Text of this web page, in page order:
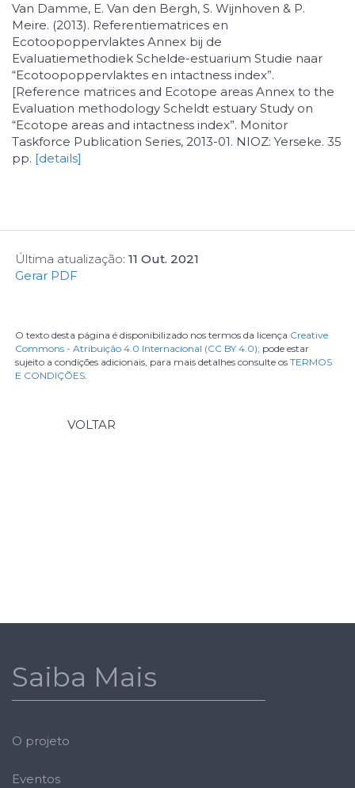
Van Damme, E. Van den Bergh, S. Wijnhoven & P.
Meire. (2013). Referentiematrices en
Ecotoopoppervlaktes Annex bij de
Evaluatiemethodiek Schelde-estuarium Studie naar
“Ecotoopoppervlaktes en intactness index”.
[Reference matrices and Ecotope areas Annex to the
Evaluation methodology Scheldt estuary Study on
“Ecotope areas and intactness index”. Monitor
Taskforce Publication Series, 2013-01. NIOZ: Yerseke. 35
pp. [details]
Última atualização: 11 Out. 2021
Gerar PDF
O texto desta página é disponibilizado nos termos da licença Creative
Commons - Atribuição 4.0 Internacional (CC BY 4.0); pode estar
sujeito a condições adicionais, para mais detalhes consulte os TERMOS
E CONDIÇÕES.
VOLTAR
Saiba Mais
O projeto
Eventos